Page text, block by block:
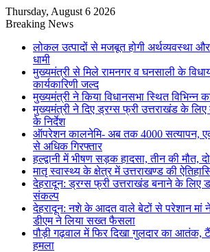
Thursday, August 6 2026
Breaking News
लोकल उत्पादों से मजबूत होगी अर्थव्यवस्था और
धामी
मुख्यमंत्री से मिले रामनगर व घनसाली के
कार्यकारिणी जल्द
मुख्यमंत्री ने किया विधानसभा स्थित विभिन्न
मुख्यमंत्री ने दिए ड्रग्स फ्री उत्तराखंड के
के निर्देश
ऑपरेशन कालनेमि- अब तक 4000 सत्यापन,
से अधिक गिरफ्तार
हल्द्वानी में भीषण सड़क हादसा, तीन की मौत,
मातृ स्वास्थ्य के क्षेत्र में उत्तराखण्ड की
देहरादून: ड्रग्स फ्री उत्तराखंड बनाने के
संकल्प
देहरादून: नशे के आदत वाले बेटों से परेशान मां
डीएम ने लिया सख्त फैसला
पौड़ी गढ़वाल में फिर दिखा गुलदार का आतंक,
हमला